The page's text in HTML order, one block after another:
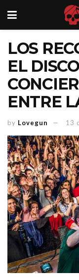
LOS
EL
ENTRE
by Lovegun 13